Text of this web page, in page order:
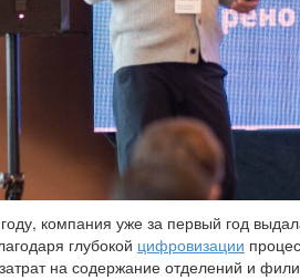
компания уже за первый год
глубокой цифровизации
затрат на содержание отделений и